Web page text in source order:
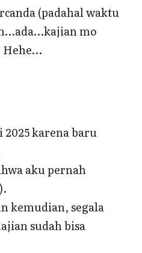
(padahal waktu
mo
Hehe…
2025 karena baru
aku pernah
kemudian, segala
sudah bisa